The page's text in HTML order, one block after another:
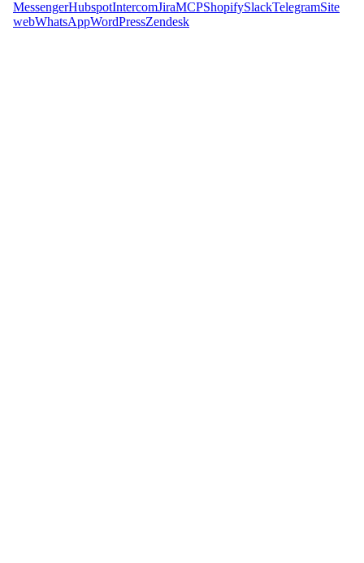
MessengerHubspotIntercomJiraMCPShopifySlackTelegramSite
webWhatsAppWordPressZendesk